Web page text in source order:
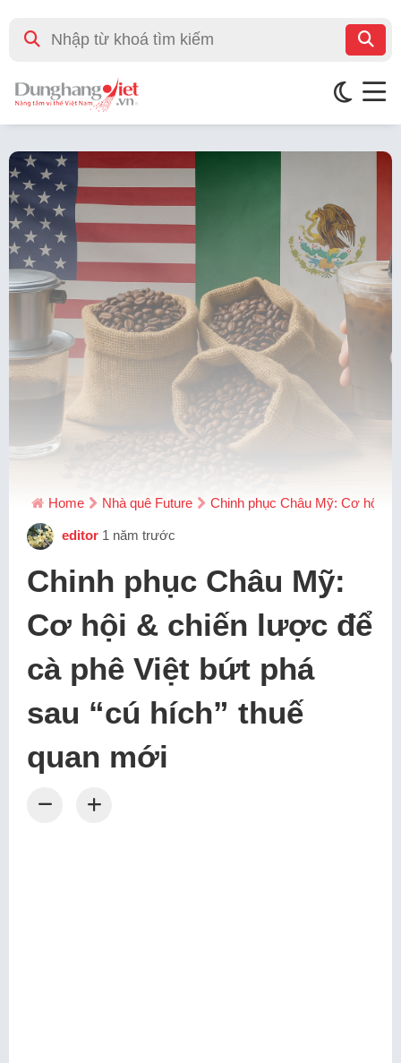
Home Nhà quê Future Chinh phục Châu Mỹ: Cơ hội &
editor 1 năm trước
Chinh phục Châu Mỹ:
Cơ hội & chiến lược để
cà phê Việt bứt phá
sau “cú hích” thuế
quan mới